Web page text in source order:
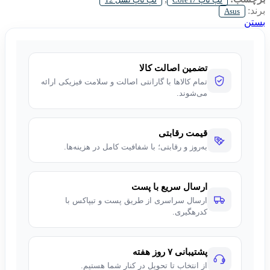
sRGB، تصاویری شفاف و روان ارائه می‌دهد. سیستم خنک‌کننده
پیشرفته
کامل شامل
، HDMI 2.1 و Wi-Fi 6 از دیگر
ویژگی‌های برجسته این لپ تاپ گیمینگ قدرتمند ایسوس هستند.
برند: Asus
بستن
تضمین اصالت کالا
تمام کالاها با گارانتی اصالت و سلامت فیزیکی ارائه
می‌شوند.
قیمت رقابتی
به‌روز و رقابتی؛ با شفافیت کامل در هزینه‌ها.
ارسال سریع با پست
ارسال سراسری از طریق پست و تیپاکس با
کدرهگیری.
پشتیبانی ۷ روز هفته
از انتخاب تا تحویل در کنار شما هستیم.